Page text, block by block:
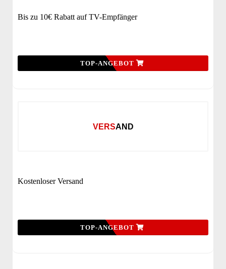
Bis zu 10€ Rabatt auf TV-Empfänger
TOP-ANGEBOT
VERSAND
Kostenloser Versand
TOP-ANGEBOT